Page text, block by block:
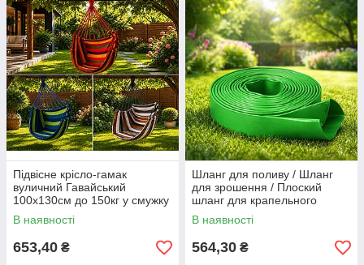
Підвісне крісло-гамак
вуличний Гавайський
100x130см до 150кг у смужку
В наявності
653,40 ₴
Шланг для поливу / Шланг
для зрошення / Плоский
шланг для крапельного
поливу
В наявності
564,30 ₴